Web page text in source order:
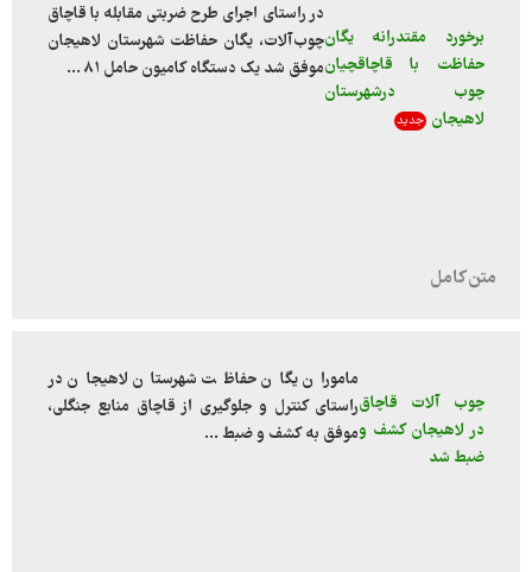
برخورد مقتدرانه یگان
حفاظت با قاچاقچیان
چوب درشهرستان
لاهیجان جدید
در راستای اجرای طرح ضربتی مقابله با قاچاق
چوب‌آلات، یگان حفاظت شهرستان لاهیجان
موفق شد یک دستگاه کامیون حامل ۸۱ ...
چوب آلات قاچاق
در لاهیجان کشف و
ضبط شد
ماموران یگان حفاظت شهرستان لاهیجان در
راستای کنترل و جلوگیری از قاچاق منابع جنگلی،
موفق به کشف و ضبط ...